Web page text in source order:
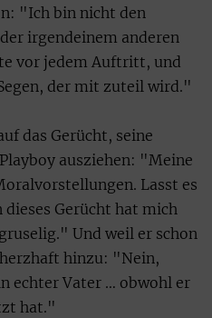
"Ich bin nicht den
irgendeinem anderen
vor jedem Auftritt, und
der mit zuteil wird."
das Gerücht, seine
ausziehen: "Meine
Lasst es
dieses Gerücht hat mich
Und weil er schon
hinzu: "Nein,
echter Vater … obwohl er
hat."